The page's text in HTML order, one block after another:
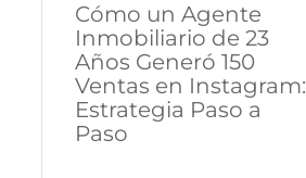
Cómo un Agente
Inmobiliario de 23
Años Generó 150
Ventas en Instagram:
Estrategia Paso a
Paso